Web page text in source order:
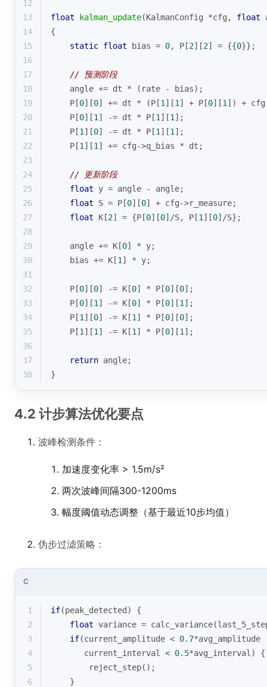
12
13
float kalman_update(KalmanConfig *cfg, float
14
{
15
static float bias = 0, P[2][2] = {{0}};
16
17
// 预测阶段
18
    angle += dt * (rate - bias);
19
    P[
0][0] += dt * (P[1 ][1 ] + P[0][1 ]) +
20
    P[
0][1 ] -= dt * P[1 ][1 ];
21
    P[
1 ][0] -= dt * P[1 ][1 ];
22
    P[
1 ][1 ] += cfg->q_bias * dt;
23
24
// 更新阶段
25
float y = angle - angle;
26
float S = P[0][0] + cfg->r_measure;
27
float K[2] = {P[0][0]/S, P[1 ][0]/S};
28
29
    angle += K[
0] * y;
30
    bias += K[
1 ] * y;
31
32
    P[
0][0] -= K[0] * P[0][0];
33
    P[
0][1 ] -= K[0] * P[0][1 ];
34
    P[
1 ][0] -= K[1 ] * P[0][0];
35
    P[
1 ][1 ] -= K[1 ] * P[0][1 ];
36
37
return angle;
38
}
4.2 计步算法优化要点
波峰检测条件：
加速度变化率 > 1.5m/s²
两次波峰间隔300-1200ms
幅度阈值动态调整（基于最近10步均值）
伪步过滤策略：
C
1 if(peak_detected) {
2
float variance =
3
if(current_amplitude < 0.7
4
       current_interval <
0.5*avg_interval) {
5
        reject_step();
6
    }